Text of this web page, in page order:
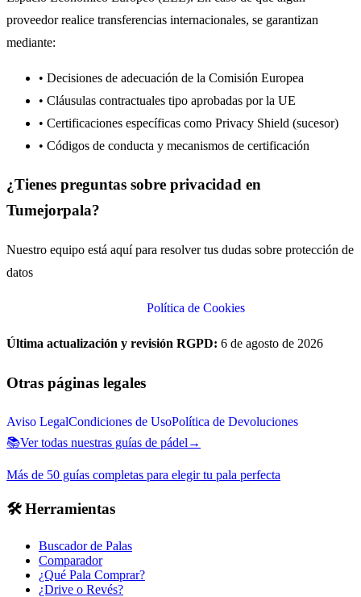
proveedor realice transferencias internacionales, se garantizan
mediante:
• Decisiones de adecuación de la Comisión Europea
• Cláusulas contractuales tipo aprobadas por la UE
• Certificaciones específicas como Privacy Shield (sucesor)
• Códigos de conducta y mecanismos de certificación
¿Tienes preguntas sobre privacidad en
Tumejorpala?
Nuestro equipo está aquí para resolver tus dudas sobre protección de
datos
Política de Cookies
Última actualización y revisión RGPD: 6 de agosto de 2026
Otras páginas legales
Aviso LegalCondiciones de UsoPolítica de Devoluciones
📚Ver todas nuestras guías de pádel →
Más de 50 guías completas para elegir tu pala perfecta
🛠️Herramientas
Buscador de Palas
Comparador
¿Qué Pala Comprar?
¿Drive o Revés?